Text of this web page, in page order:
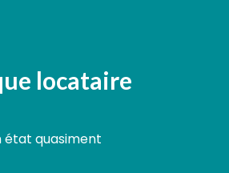
locataire
état quasiment